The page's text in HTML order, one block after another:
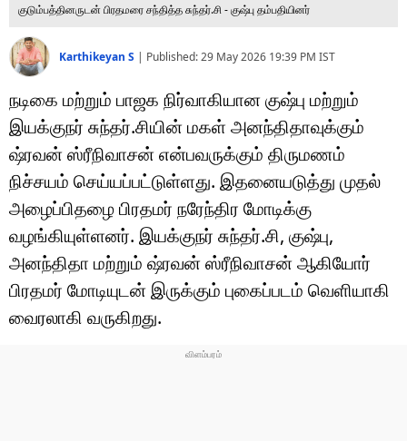
குடும்பத்தினருடன் பிரதமரை சந்தித்த சுந்தர்.சி - குஷ்பு தம்பதியினர்
Karthikeyan S | Published:29 May 2026 19:39 PM IST
நடிகை மற்றும் பாஜக நிர்வாகியான குஷ்பு மற்றும்
இயக்குநர் சுந்தர்.சியின் மகள் அனந்திதாவுக்கும்
ஷ்ரவன் ஸ்ரீநிவாசன் என்பவருக்கும் திருமணம்
நிச்சயம் செய்யப்பட்டுள்ளது. இதனையடுத்து முதல்
அழைப்பிதழை பிரதமர் நரேந்திர மோடிக்கு
வழங்கியுள்ளனர். இயக்குநர் சுந்தர்.சி, குஷ்பு,
அனந்திதா மற்றும் ஷ்ரவன் ஸ்ரீநிவாசன் ஆகியோர்
பிரதமர் மோடியுடன் இருக்கும் புகைப்படம் வெளியாகி
வைரலாகி வருகிறது.